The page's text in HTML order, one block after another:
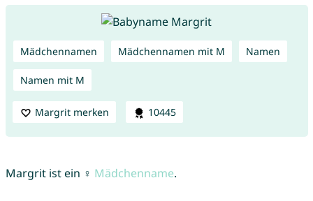
Mädchennamen Mädchennamen mit M Namen
Namen mit M
Margrit merken 10445
Margrit ist ein ♀ Mädchenname.